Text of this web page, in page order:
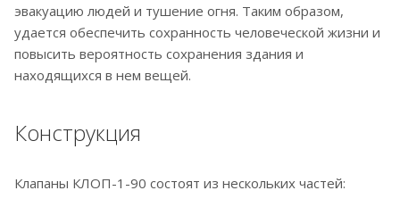
эвакуацию людей и тушение огня. Таким образом,
удается обеспечить сохранность человеческой жизни и
повысить вероятность сохранения здания и
находящихся в нем вещей.
Конструкция
Клапаны КЛОП-1-90 состоят из нескольких частей: